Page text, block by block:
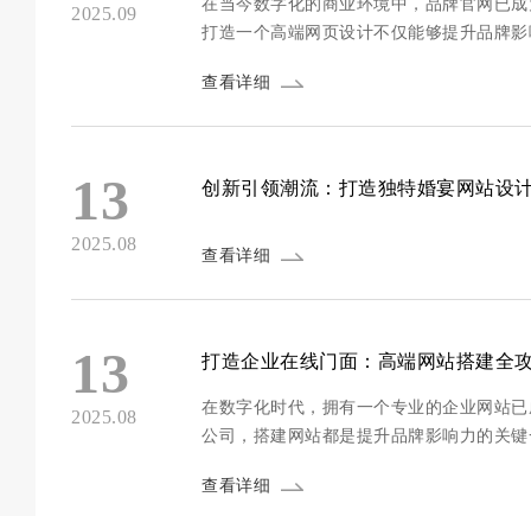
2025.09
在当今数字化的商业环境中，品牌官网已
打造一个高端网页设计不仅能够提升品牌
的在线 presence。...
查看详细
13
2025.08
创新引领潮流：打造独特婚宴网站设
查看详细
13
2025.08
打造企业在线门面：高端网站搭建全
在数字化时代，拥有一个专业的企业网站
公司，搭建网站都是提升品牌影响力的关
司...
查看详细